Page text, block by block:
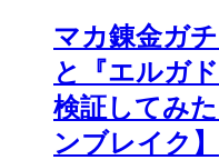
マカ錬金ガ
と『エルガ
検証してみ
ンブレイク】